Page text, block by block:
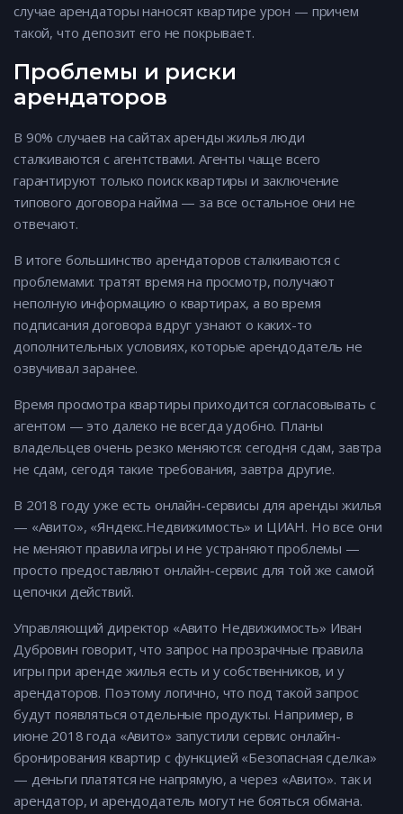
случае арендаторы наносят квартире урон — причем
такой, что депозит его не покрывает.
Проблемы и риски
арендаторов
В 90% случаев на сайтах аренды жилья люди
сталкиваются с агентствами. Агенты чаще всего
гарантируют только поиск квартиры и заключение
типового договора найма — за все остальное они не
отвечают.
В итоге большинство арендаторов сталкиваются с
проблемами: тратят время на просмотр, получают
неполную информацию о квартирах, а во время
подписания договора вдруг узнают о каких-то
дополнительных условиях, которые арендодатель не
озвучивал заранее.
Время просмотра квартиры приходится согласовывать с
агентом — это далеко не всегда удобно. Планы
владельцев очень резко меняются: сегодня сдам, завтра
не сдам, сегодя такие требования, завтра другие.
В 2018 году уже есть онлайн-сервисы для аренды жилья
— «Авито», «Яндекс.Недвижимость» и ЦИАН. Но все они
не меняют правила игры и не устраняют проблемы —
просто предоставляют онлайн-сервис для той же самой
цепочки действий.
Управляющий директор «Авито Недвижимость» Иван
Дубровин говорит, что запрос на прозрачные правила
игры при аренде жилья есть и у собственников, и у
арендаторов. Поэтому логично, что под такой запрос
будут появляться отдельные продукты. Например, в
июне 2018 года «Авито» запустили сервис онлайн-
бронирования квартир с функцией «Безопасная сделка»
— деньги платятся не напрямую, а через «Авито». так и
арендатор, и арендодатель могут не бояться обмана.